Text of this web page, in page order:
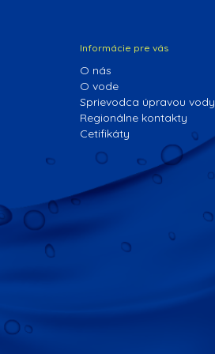
Informácie pre vás
O nás
O vode
Sprievodca úpravou vody
Regionálne kontakty
Cetifikáty